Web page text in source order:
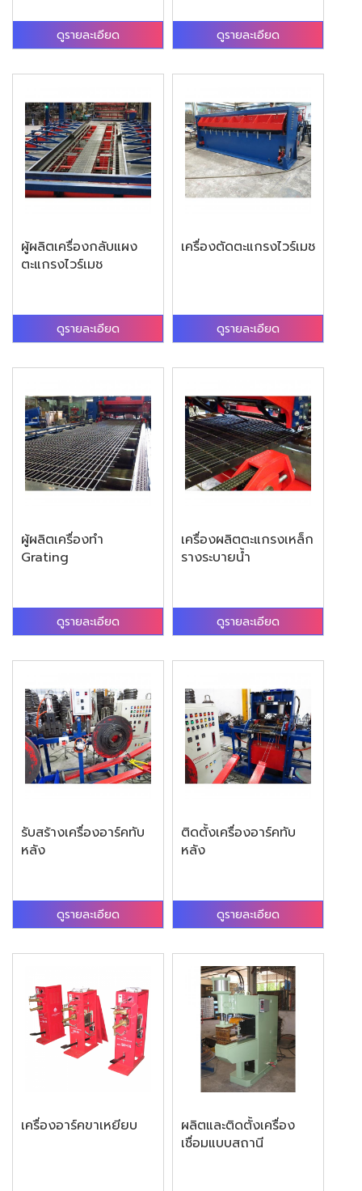
ดูรายละเอียด ดูรายละเอียด
ผู้ผลิตเครื่องกลับแผง
ตะแกรงไวร์เมช
ดูรายละเอียด
เครื่องตัดตะแกรงไวร์เมช
ดูรายละเอียด
ผู้ผลิตเครื่องทำ
Grating
ดูรายละเอียด
เครื่องผลิตตะแกรงเหล็ก
รางระบายน้ำ
ดูรายละเอียด
รับสร้างเครื่องอาร์คทับ
หลัง
ดูรายละเอียด
ติดตั้งเครื่องอาร์คทับ
หลัง
ดูรายละเอียด
เครื่องอาร์คขาเหยียบ
ผลิตและติดตั้งเครื่อง
เชื่อมแบบสถานี